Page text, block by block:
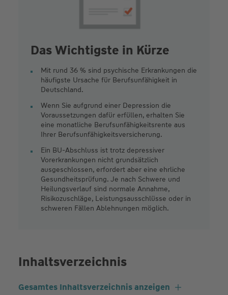
Das Wichtigste in Kürze
Mit rund 36 % sind psychische Erkrankungen die
häufigste Ursache für Berufsunfähigkeit in
Deutschland.
Wenn Sie aufgrund einer Depression die
Voraussetzungen dafür erfüllen, erhalten Sie
eine monatliche Berufsunfähigkeitsrente aus
Ihrer Berufsunfähigkeitsversicherung.
Ein BU-Abschluss ist trotz depressiver
Vorerkrankungen nicht grundsätzlich
ausgeschlossen, erfordert aber eine ehrliche
Gesundheitsprüfung. Je nach Schwere und
Heilungsverlauf sind normale Annahme,
Risikozuschläge, Leistungsausschlüsse oder in
schweren Fällen Ablehnungen möglich.
Inhaltsverzeichnis
Gesamtes Inhaltsverzeichnis anzeigen